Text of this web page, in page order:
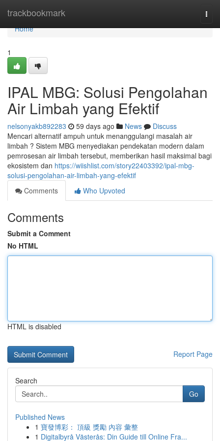
trackbookmark
Home
Home
1
IPAL MBG: Solusi Pengolahan
Air Limbah yang Efektif
nelsonyakb892283 59 days ago News
Discuss
Mencari alternatif ampuh untuk menanggulangi masalah air
limbah ? Sistem MBG menyediakan pendekatan modern dalam
pemrosesan air limbah tersebut, memberikan hasil maksimal bagi
ekosistem dan https://wiishlist.com/story22403392/ipal-mbg-
solusi-pengolahan-air-limbah-yang-efektif
Comments
Who Upvoted
Comments
Submit a Comment
No HTML
HTML is disabled
Report Page
Search
Go
Published News
1 寶發博彩： 頂級 獎勵 內容 彙整
1 Digitalbyrå Västerås: Din Guide till Online Fra...